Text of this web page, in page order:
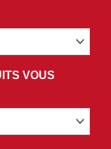
VOUS